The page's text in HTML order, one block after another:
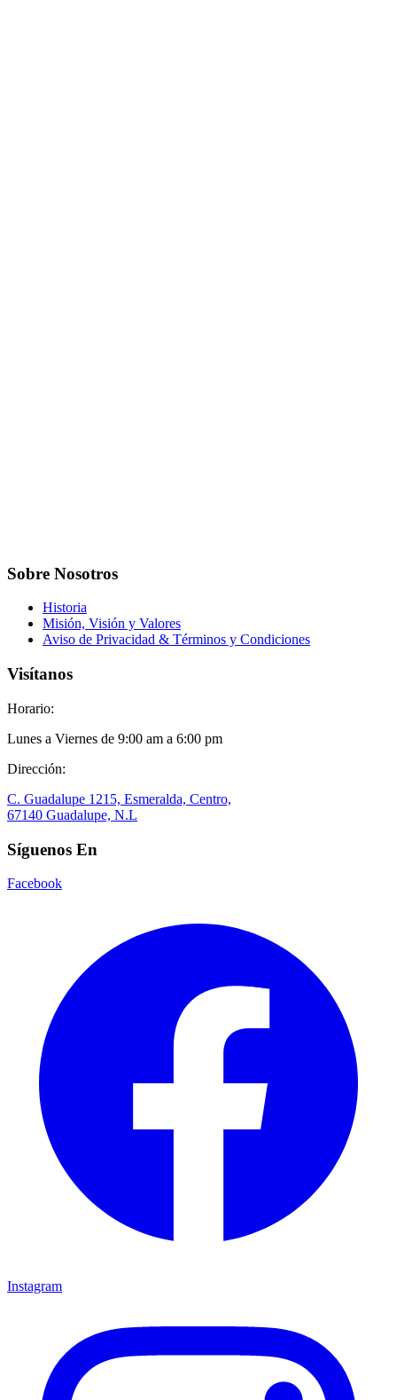
Sobre Nosotros
Historia
Misión, Visión y Valores
Aviso de Privacidad & Términos y Condiciones
Visítanos
Horario:
Lunes a Viernes de 9:00 am a 6:00 pm
Dirección:
C. Guadalupe 1215, Esmeralda, Centro,
67140 Guadalupe, N.L
Síguenos En
Facebook
Instagram